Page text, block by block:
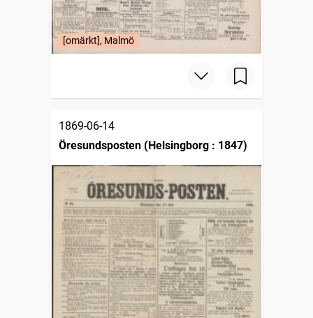
[omärkt], Malmö
1869-06-14
Öresundsposten (Helsingborg : 1847)